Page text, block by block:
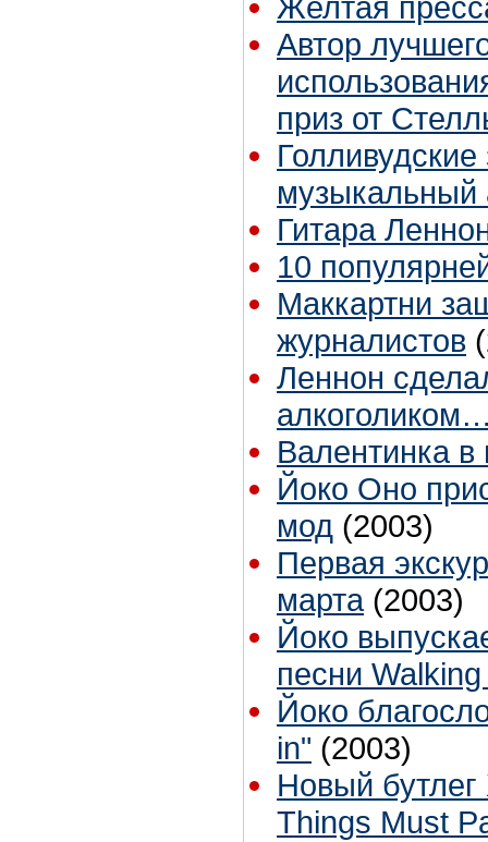
Желтая
Автор
приз от
музыкальный
Гитара
10
Маккартни
журналистов
Леннон
Валентинка
Йоко Оно
мод (2003)
Первая
марта (2003)
Йоко
песни
Йоко
in" (2003)
Новый
Things Must